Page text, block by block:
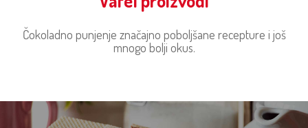
Čokoladno punjenje značajno poboljšane recepture i još
mnogo bolji okus.